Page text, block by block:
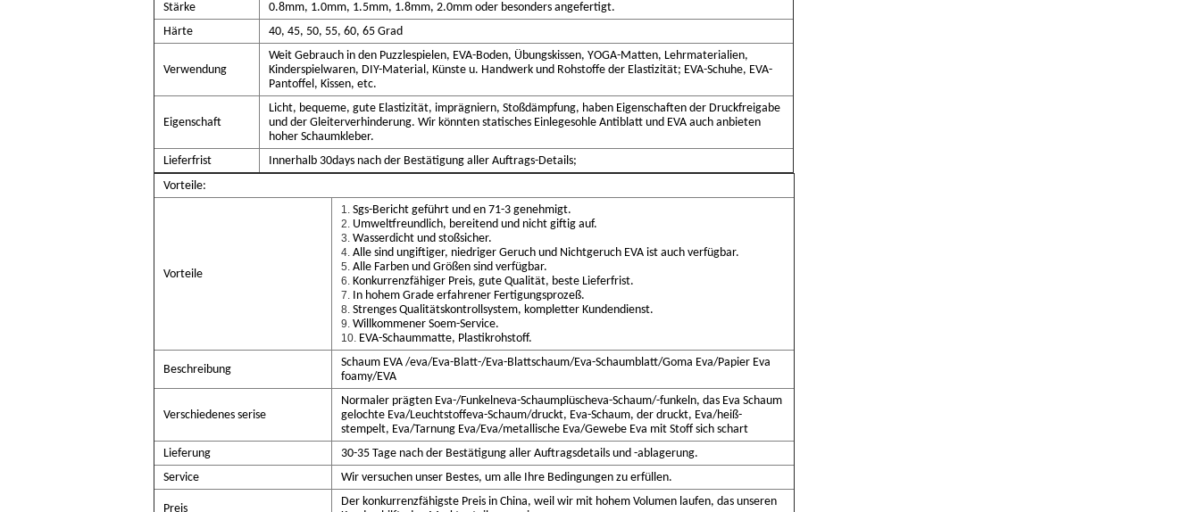
Stärke
0.8mm, 1.0mm, 1.5mm, 1.8mm, 2.0mm oder besonders angefertigt.
Härte
40, 45, 50, 55, 60, 65 Grad
Verwendung
Weit Gebrauch in den Puzzlespielen, EVA-Boden, Übungskissen, YOGA-Matten, Lehrmaterialien,
Kinderspielwaren, DIY-Material, Künste u. Handwerk und Rohstoffe der Elastizität; EVA-Schuhe, EVA-
Pantoffel, Kissen, etc.
Eigenschaft
Licht, bequeme, gute Elastizität, imprägniern, Stoßdämpfung, haben Eigenschaften der Druckfreigabe
und der Gleiterverhinderung. Wir könnten statisches Einlegesohle Antiblatt und EVA auch anbieten
hoher Schaumkleber.
Lieferfrist
Innerhalb 30days nach der Bestätigung aller Auftrags-Details;
Vorteile:
Vorteile
1. Sgs-Bericht geführt und en 71-3 genehmigt.
2. Umweltfreundlich, bereitend und nicht giftig auf.
3. Wasserdicht und stoßsicher.
4. Alle sind ungiftiger, niedriger Geruch und Nichtgeruch EVA ist auch verfügbar.
5. Alle Farben und Größen sind verfügbar.
6. Konkurrenzfähiger Preis, gute Qualität, beste Lieferfrist.
7. In hohem Grade erfahrener Fertigungsprozeß.
8. Strenges Qualitätskontrollsystem, kompletter Kundendienst.
9. Willkommener Soem-Service.
10. EVA-Schaummatte, Plastikrohstoff.
Beschreibung
Schaum EVA /eva/Eva-Blatt-/Eva-Blattschaum/Eva-Schaumblatt/Goma Eva/Papier Eva
foamy/EVA
Verschiedenes serise
Normaler prägten Eva-/Funkelneva-Schaumplüscheva-Schaum/-funkeln, das Eva Schaum
gelochte Eva/Leuchtstoffeva-Schaum/druckt, Eva-Schaum, der druckt, Eva/heiß-
stempelt, Eva/Tarnung Eva/Eva/metallische Eva/Gewebe Eva mit Stoff sich schart
Lieferung
30-35 Tage nach der Bestätigung aller Auftragsdetails und -ablagerung.
Service
Wir versuchen unser Bestes, um alle Ihre Bedingungen zu erfüllen.
Preis
Der konkurrenzfähigste Preis in China, weil wir mit hohem Volumen laufen, das unseren